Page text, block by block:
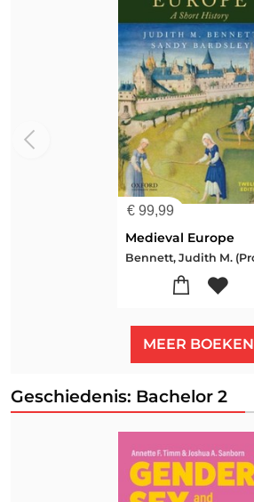
€99,99
Medieval Europe
MEER BOEKEN
Geschiedenis: Bachelor 2